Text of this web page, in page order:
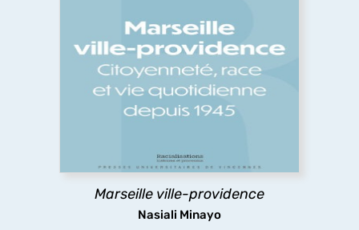
Marseille ville-providence
Nasiali Minayo
Marseille ville-providence
L’histoire des liens entre citoyenneté et logement
à Marseille, par une historienne américaine. Un
regard acéré sur le post-colonial, les
redéfinitions du projet impérial français, les
racialisées.
découvrir